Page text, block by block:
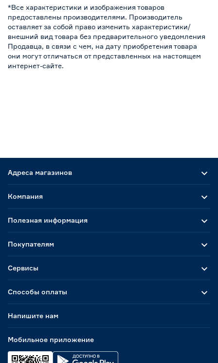
*Все характеристики и изображения товаров
предоставлены производителями. Производитель
оставляет за собой право изменить характеристики/
внешний вид товара без предварительного уведомления
Продавца, в связи с чем, на дату приобретения товара
они могут отличаться от представленных на настоящем
интернет-сайте.
Адреса магазинов
Способы оплаты
Мобильное приложение
Компания
Полезная информация
Покупателям
Сервисы
Напишите нам